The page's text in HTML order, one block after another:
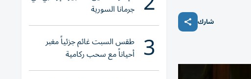
شارك
جرمانا السورية
3 طقس السبت غائم جزئياً مغبر
أحياناً مع سحب ركامية